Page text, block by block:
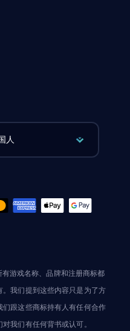
人
游戏名称、品牌和注册商标都
。我们提到这些内容只是为了方
们跟这些商标持有人有任何合作
我们有任何背书或认可。